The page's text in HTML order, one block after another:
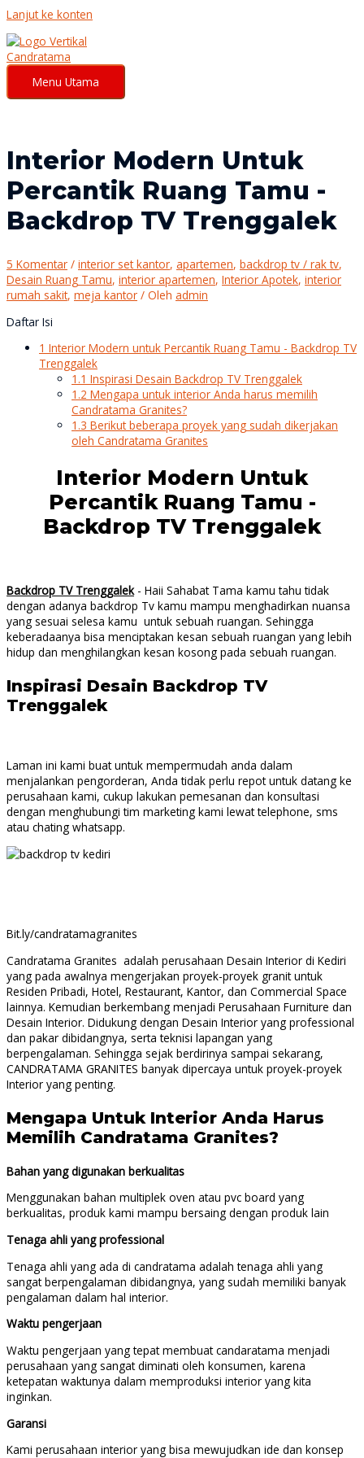
Lanjut ke konten
Menu Utama
Interior Modern Untuk
Percantik Ruang Tamu -
Backdrop TV Trenggalek
5 Komentar / interior set kantor, apartemen, backdrop tv / rak tv,
Desain Ruang Tamu, interior apartemen, Interior Apotek, interior
rumah sakit, meja kantor / Oleh admin
Daftar Isi
1 Interior Modern untuk Percantik Ruang Tamu - Backdrop TV
Trenggalek
1.1 Inspirasi Desain Backdrop TV Trenggalek
1.2 Mengapa untuk interior Anda harus memilih
Candratama Granites?
1.3 Berikut beberapa proyek yang sudah dikerjakan
oleh Candratama Granites
Interior Modern Untuk
Percantik Ruang Tamu -
Backdrop TV Trenggalek
Backdrop TV Trenggalek- Haii Sahabat Tama kamu tahu tidak
dengan adanya backdrop Tv kamu mampu menghadirkan nuansa
yang sesuai selesa kamu untuk sebuah ruangan. Sehingga
keberadaanya bisa menciptakan kesan sebuah ruangan yang lebih
hidup dan menghilangkan kesan kosong pada sebuah ruangan.
Inspirasi Desain Backdrop TV
Trenggalek
Laman ini kami buat untuk mempermudah anda dalam
menjalankan pengorderan, Anda tidak perlu repot untuk datang ke
perusahaan kami, cukup lakukan pemesanan dan konsultasi
dengan menghubungi tim marketing kami lewat telephone, sms
atau chating whatsapp.
Bit.ly/candratamagranites
Candratama Granites adalah perusahaan Desain Interior di Kediri
yang pada awalnya mengerjakan proyek-proyek granit untuk
Residen Pribadi, Hotel, Restaurant, Kantor, dan Commercial Space
lainnya. Kemudian berkembang menjadi Perusahaan Furniture dan
Desain Interior. Didukung dengan Desain Interior yang professional
dan pakar dibidangnya, serta teknisi lapangan yang
berpengalaman. Sehingga sejak berdirinya sampai sekarang,
CANDRATAMA GRANITES banyak dipercaya untuk proyek-proyek
Interior yang penting.
Mengapa Untuk Interior Anda Harus
Memilih Candratama Granites?
Bahan yang digunakan berkualitas
Menggunakan bahan multiplek oven atau pvc board yang
berkualitas, produk kami mampu bersaing dengan produk lain
Tenaga ahli yang professional
Tenaga ahli yang ada di candratama adalah tenaga ahli yang
sangat berpengalaman dibidangnya, yang sudah memiliki banyak
pengalaman dalam hal interior.
Waktu pengerjaan
Waktu pengerjaan yang tepat membuat candaratama menjadi
perusahaan yang sangat diminati oleh konsumen, karena
ketepatan waktunya dalam memproduksi interior yang kita
inginkan.
Garansi
Kami perusahaan interior yang bisa mewujudkan ide dan konsep